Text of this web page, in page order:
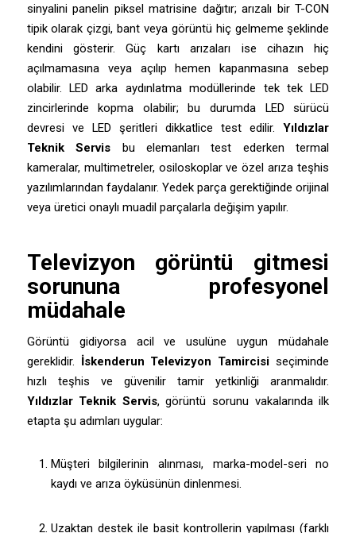
sinyalini panelin piksel matrisine dağıtır; arızalı bir T-CON
tipik olarak çizgi, bant veya görüntü hiç gelmeme şeklinde
kendini gösterir. Güç kartı arızaları ise cihazın hiç
açılmamasına veya açılıp hemen kapanmasına sebep
olabilir. LED arka aydınlatma modüllerinde tek tek LED
zincirlerinde kopma olabilir; bu durumda LED sürücü
devresi ve LED şeritleri dikkatlice test edilir.Yıldızlar
Teknik Servis bu elemanları test ederken termal
kameralar, multimetreler, osiloskoplar ve özel arıza teşhis
yazılımlarından faydalanır. Yedek parça gerektiğinde orijinal
veya üretici onaylı muadil parçalarla değişim yapılır.
Televizyon görüntü gitmesi
sorununa profesyonel
müdahale
Görüntü gidiyorsa acil ve usulüne uygun müdahale
gereklidir. İskenderun Televizyon Tamircisi seçiminde
hızlı teşhis ve güvenilir tamir yetkinliği aranmalıdır.
Yıldızlar Teknik Servis, görüntü sorunu vakalarında ilk
etapta şu adımları uygular:
Müşteri bilgilerinin alınması, marka-model-seri no
kaydı ve arıza öyküsünün dinlenmesi.
Uzaktan destek ile basit kontrollerin yapılması (farklı